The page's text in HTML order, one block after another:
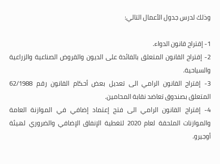
وذلك لدرس جدول الأعمال التالي:
1- إقتراح قانون الدواء.
2- إقتراح القانون المتعلق بالفائدة على الديون والقروض الصناعية والزراعية
والسياحية.
3- إقتراح القانون الرامي الى تعديل بعض أحكام القانون رقم 62/1988
المتعلق بصندوق تعاضد نقابة المحامين.
4- إقتراح القانون الرامي الى فتح إعتماد إضافي في الموازنة العامة
والموازنات الملحقة لعام 2020 لتغطية الإنفاق الإضافي والضروري لهيئة
أوجيرو.